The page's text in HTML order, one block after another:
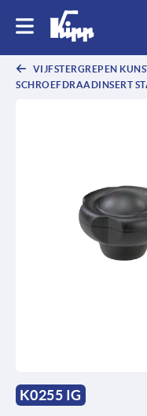
VIJFSTERGREPEN
SCHROEFDRAADINSERT
K0255 IG